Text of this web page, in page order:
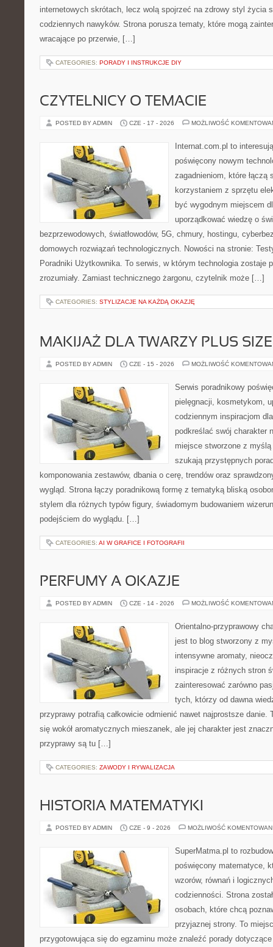
internetowych skrótach, lecz wolą spojrzeć na zdrowy styl życia
codziennych nawyków. Strona porusza tematy, które mogą
wracające po przerwie, […]
CATEGORIES: PORADY I INSTRUKCJE DIY
CZYTELNICY O TEMACIE
POSTED BY ADMIN CZE - 17 - 2026 MOŻLIWOŚĆ
Internat.com.pl to
poświęcony nowym
zagadnieniom, które łączą
korzystaniem z sprzętu
być wygodnym miejscem
uporządkować wiedzę o
bezprzewodowych, światłowodów, 5G, chmury, hostingu,
domowych rozwiązań technologicznych. Nowości na stronie:
Poradniki Użytkownika. To serwis, w którym technologia zostaje
zrozumiały. Zamiast technicznego żargonu, czytelnik może […]
CATEGORIES: STYLIZACJE NA KAŻDĄ OKAZJĘ
MAKIJAŻ DLA TWARZY PLUS SIZE
POSTED BY ADMIN CZE - 15 - 2026 MOŻLIWOŚĆ
Serwis poradnikowy
pielęgnacji, kosmetykom,
codziennym inspiracjom
podkreślać swój charakter
miejsce stworzone z
szukają przystępnych
komponowania zestawów, dbania o cerę, trendów oraz
wygląd. Strona łączy poradnikową formę z tematyką bliską
stylem dla różnych typów figury, świadomym budowaniem
podejściem do wyglądu. […]
CATEGORIES: AI W GRAFICE I FOTOGRAFII
PERFUMY A OKAZJE
POSTED BY ADMIN CZE - 14 - 2026 MOŻLIWOŚĆ
Orientalno-przyprawowy
jest to blog stworzony z
intensywne aromaty,
inspiracje z różnych stron
zainteresować zarówno
tych, którzy od dawna
przyprawy potrafią całkowicie odmienić nawet najprostsze danie.
się wokół aromatycznych mieszanek, ale jej charakter jest
przyprawy są tu […]
CATEGORIES: ZAWODY I RYWALIZACJA
HISTORIA MATEMATYKI
POSTED BY ADMIN CZE - 9 - 2026 MOŻLIWOŚĆ
SuperMatma.pl to
poświęcony matematyce,
wzorów, równań i
codzienności. Strona
osobach, które chcą
przyjaznej strony. To
przygotowująca się do egzaminu może znaleźć porady